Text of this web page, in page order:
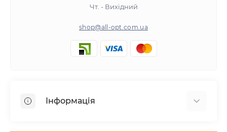
Чт. - Вихідний
shop@all-opt.com.ua
Інформація